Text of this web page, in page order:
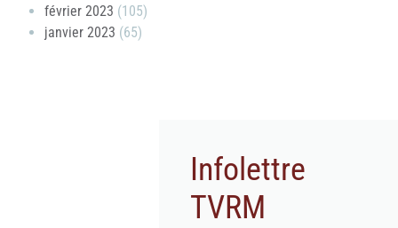
février 2023 (105)
janvier 2023 (65)
Infolettre
TVRM